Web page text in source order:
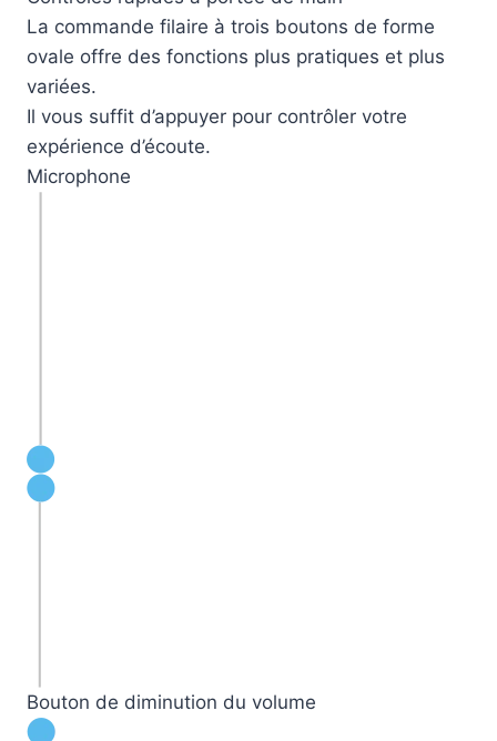
La commande filaire à trois boutons de forme
ovale offre des fonctions plus pratiques et plus
variées.
Il vous suffit d’appuyer pour contrôler votre
expérience d’écoute.
Microphone
Bouton de diminution du volume